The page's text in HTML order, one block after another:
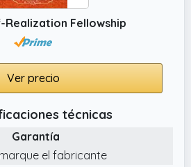
Realization Fellowship
Ver precio
técnicas
Garantía
el fabricante